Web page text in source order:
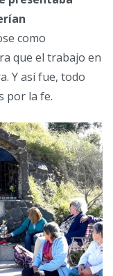
como
que el trabajo en
Y así fue, todo
por la fe.